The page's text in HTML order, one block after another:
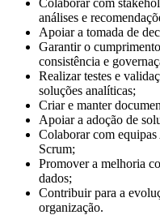
Colaborar com
análises e
Apoiar a tomada de
Garantir o
consistência e
Realizar testes e
soluções analíticas;
Criar e manter
Apoiar a adoção de
Colaborar com
Scrum;
Promover a melhoria
dados;
Contribuir para a
organização.